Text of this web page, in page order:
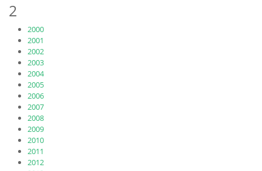
2
2000
2001
2002
2003
2004
2005
2006
2007
2008
2009
2010
2011
2012